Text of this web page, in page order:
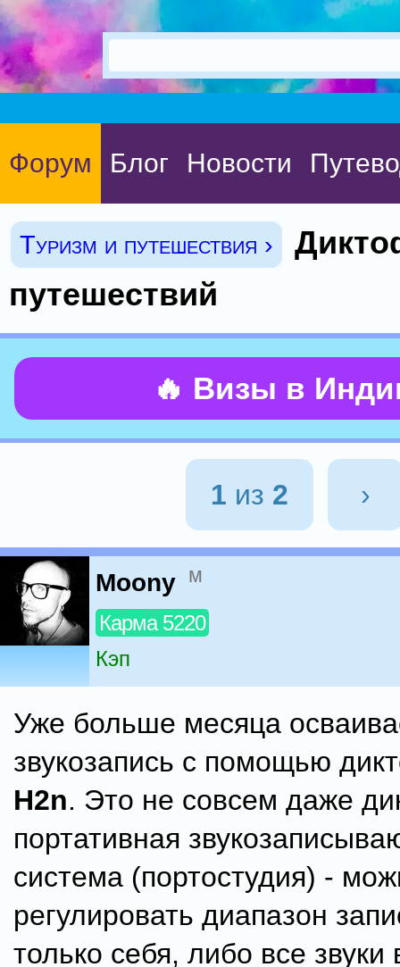
Форум Блог Новости
Туризм и путешествия ›
путешествий
🔥 Визы в
1 из 2 ›
Moony м
Карма 5220
Кэп
Уже больше месяца
звукозапись с помощью
H2n. Это не совсем даже
портативная
система (портостудия) -
регулировать диапазон
только себя, либо все звуки